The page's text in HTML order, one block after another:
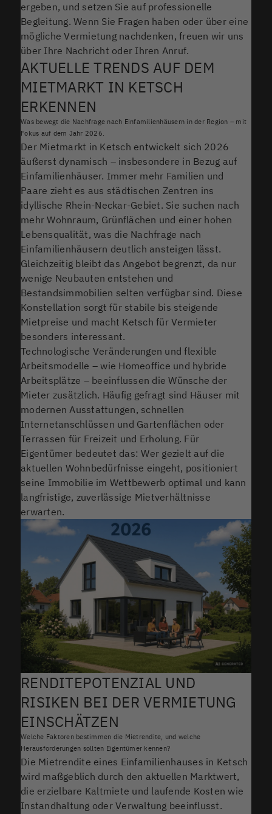
ergeben, und setzen Sie auf professionelle
Begleitung. Wenn Sie Fragen haben oder über eine
mögliche Vermietung nachdenken, freuen wir uns
über Ihre Nachricht oder Ihren Anruf.
AKTUELLE TRENDS AUF DEM
MIETMARKT IN KETSCH
ERKENNEN
Was bewegt die Nachfrage nach Einfamilienhäusern in der Region – mit
Fokus auf dem Jahr 2026.
Der Mietmarkt in Ketsch entwickelt sich 2026
äußerst dynamisch – insbesondere in Bezug auf
Einfamilienhäuser. Immer mehr Familien und
Paare zieht es aus städtischen Zentren ins
idyllische Rhein-Neckar-Gebiet. Sie suchen nach
mehr Wohnraum, Grünflächen und einer hohen
Lebensqualität, was die Nachfrage nach
Einfamilienhäusern deutlich ansteigen lässt.
Gleichzeitig bleibt das Angebot begrenzt, da nur
wenige Neubauten entstehen und
Bestandsimmobilien selten verfügbar sind. Diese
Konstellation sorgt für stabile bis steigende
Mietpreise und macht Ketsch für Vermieter
besonders interessant.
Technologische Veränderungen und flexible
Arbeitsmodelle – wie Homeoffice und hybride
Arbeitsplätze – beeinflussen die Wünsche der
Mieter zusätzlich. Häufig gefragt sind Häuser mit
modernen Ausstattungen, schnellen
Internetanschlüssen und Gartenflächen oder
Terrassen für Freizeit und Erholung. Für
Eigentümer bedeutet das: Wer gezielt auf die
aktuellen Wohnbedürfnisse eingeht, positioniert
seine Immobilie im Wettbewerb optimal und kann
langfristige, zuverlässige Mietverhältnisse
erwarten.
RENDITEPOTENZIAL UND
RISIKEN BEI DER VERMIETUNG
EINSCHÄTZEN
Welche Faktoren bestimmen die Mietrendite, und welche
Herausforderungen sollten Eigentümer kennen?
Die Mietrendite eines Einfamilienhauses in Ketsch
wird maßgeblich durch den aktuellen Marktwert,
die erzielbare Kaltmiete und laufende Kosten wie
Instandhaltung oder Verwaltung beeinflusst.